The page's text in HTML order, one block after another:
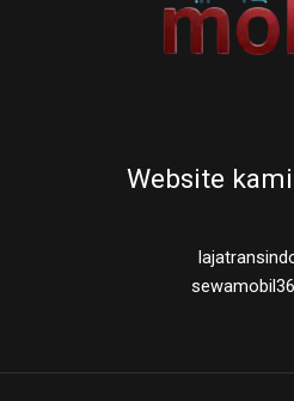
Website